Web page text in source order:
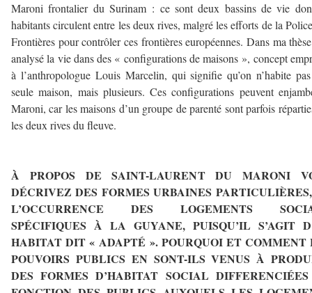
Maroni frontalier du Surinam : ce sont deux bassins de vie
habitants circulent entre les deux rives, malgré les efforts de la
Frontières pour contrôler ces frontières européennes. Dans ma
analysé la vie dans des « configurations de maisons », concept
à l’anthropologue Louis Marcelin, qui signifie qu’on n’habite
seule maison, mais plusieurs. Ces configurations peuvent
Maroni, car les maisons d’un groupe de parenté sont parfois
les deux rives du fleuve.
À PROPOS DE SAINT-LAURENT DU MARONI
DÉCRIVEZ DES FORMES URBAINES
L’OCCURRENCE DES LOGEMENTS
SPÉCIFIQUES À LA GUYANE, PUISQU’IL S’AGIT
HABITAT DIT « ADAPTÉ ». POURQUOI ET COMMENT
POUVOIRS PUBLICS EN SONT-ILS VENUS À
DES FORMES D’HABITAT SOCIAL